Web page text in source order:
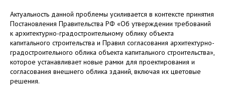
Актуальность данной проблемы усиливается в контексте принятия
Постановления Правительства РФ «Об утверждении требований
к архитектурно-градостроительному облику объекта
капитального строительства и Правил согласования архитектурно-
градостроительного облика объекта капитального строительства»,
которое устанавливает новые рамки для проектирования и
согласования внешнего облика зданий, включая их цветовые
решения.